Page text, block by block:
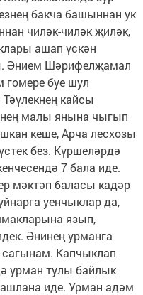
бакча башыннан ук
чиләк-чиләк җиләк,
ашап үскән
Әнием Шәрифелҗамал
гомере буе шул
кайсы
малы янына чыгып
кеше, Арча лесхозы
без. Күршеләрдә
7 бала иде.
мәктәп баласы кадәр
уенчыклар да,
язып,
Әнинең урманга
сагынам. Капчыклап
урман тулы байлык
иде. Урман адәм